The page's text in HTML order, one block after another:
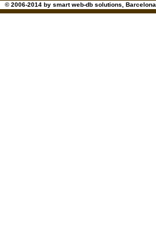
© 2006-2014 by smart web-db solutions,